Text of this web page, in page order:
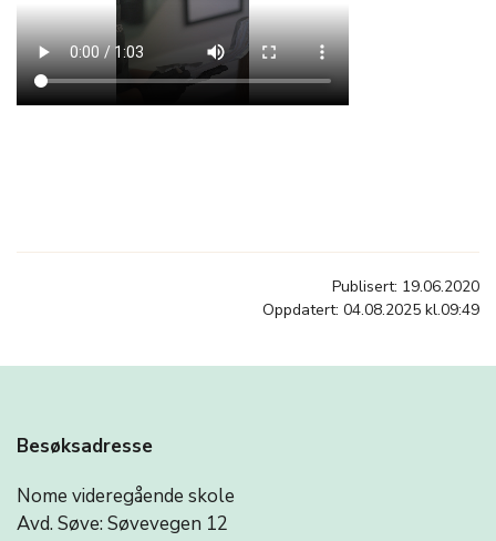
Publisert: 19.06.2020
Oppdatert: 04.08.2025 kl.09:49
Besøksadresse
Nome videregående skole
Avd. Søve: Søvevegen 12